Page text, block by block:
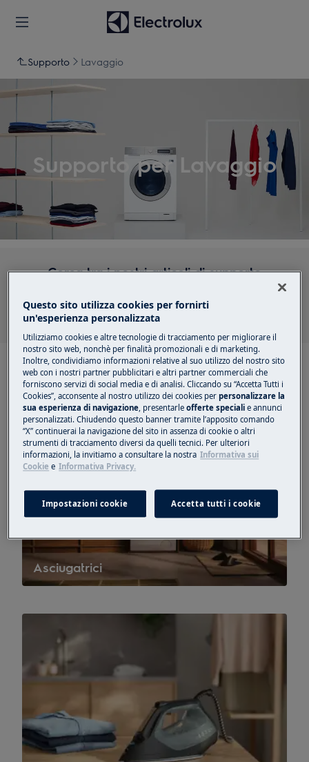
Supporto Lavaggio
Supporto per Lavaggio
Cerca tra i nostri articoli di supporto
Asciugatrici
Questo sito utilizza cookies per fornirti
un'esperienza personalizzata
Utilizziamo cookies e altre tecnologie di tracciamento per migliorare il
nostro sito web, nonchè per finalità promozionali e di marketing.
Inoltre, condividiamo informazioni relative al suo utilizzo del nostro sito
web con i nostri partner pubblicitari e altri partner commerciali che
forniscono servizi di social media e di analisi. Cliccando su “Accetta Tutti i
Cookies”, acconsente al nostro utilizzo dei cookies perpersonalizzare la
sua esperienza di navigazione, presentarleofferte speciali e annunci
personalizzati. Chiudendo questo banner tramite l’apposito comando
“X” continuerai la navigazione del sito in assenza di cookie o altri
strumenti di tracciamento diversi da quelli tecnici. Per ulteriori
informazioni, la invitiamo a consultare la nostra Informativa sui
Cookie e Informativa Privacy.
Impostazioni cookie Accetta tutti i cookie